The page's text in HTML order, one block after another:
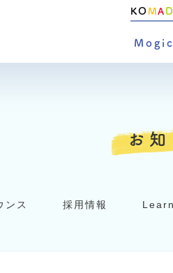
Mogic
KO MA
お
ンス 採用情報